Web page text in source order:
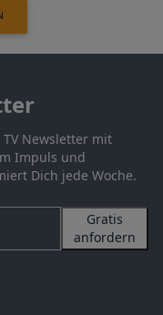
Newsletter mit
Impuls und
Dich jede Woche.
Gratis
anfordern